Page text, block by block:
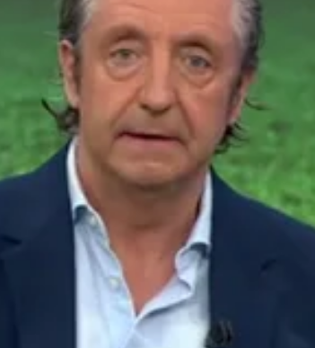
WhatsappFacebook
, el líder deportivo de la
en Mega, tienen una
El viernes, comienza
y, a partir de la